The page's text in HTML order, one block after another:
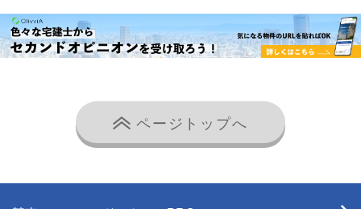
ページトップへ